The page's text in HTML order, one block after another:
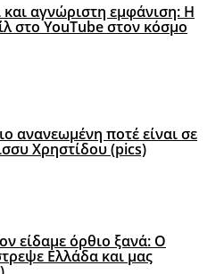
αγνώριστη εμφάνιση: Η
στο YouTube στον κόσμο
ανανεωμένη ποτέ είναι σε
Χρηστίδου (pics)
είδαμε όρθιο ξανά: Ο
Ελλάδα και μας